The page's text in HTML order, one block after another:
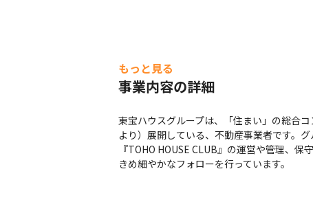
もっと見る
事業内容の詳細
東宝ハウスグループは、「住まい」の総合
より）展開している、不動産事業者です。
『TOHO HOUSE CLUB』の運営や管理、
きめ細やかなフォローを行っています。